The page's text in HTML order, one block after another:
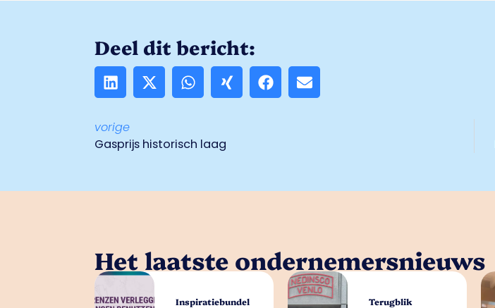
Deel dit bericht:
vorige
Gasprijs historisch laag
Het laatste ondernemersnieuws
Inspiratiebundel
Terugblik